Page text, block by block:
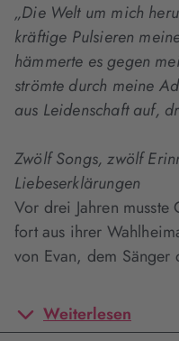
„Die Welt um mich
kräftige Pulsieren
hämmerte es gegen
strömte durch meine
aus Leidenschaft auf,
Zwölf Songs, zwölf
Liebeserklärungen
Vor drei Jahren
fort aus ihrer
von Evan, dem Sänger
Weiterlesen